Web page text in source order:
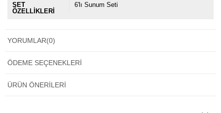
SET
ÖZELLİKLERİ
6'lı Sunum Seti
YORUMLAR(0)
ÖDEME SEÇENEKLERI
ÜRÜN ÖNERILERI